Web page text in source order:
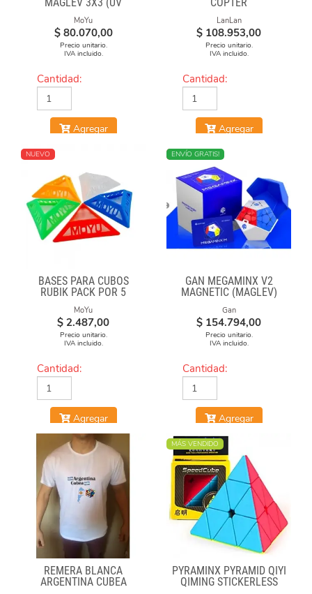
COATED)
MoYu
$ 80.070,00
Precio unitario.
IVA incluido.
Cantidad:
Agregar
LanLan
$ 108.953,00
Precio unitario.
IVA incluido.
Cantidad:
Agregar
NUEVO
BASES PARA CUBOS
RUBIK PACK POR 5
UNIDADES
MoYu
$ 2.487,00
Precio unitario.
IVA incluido.
Cantidad:
Agregar
NUEVO
ENVÍO GRATIS!
GAN MEGAMINX V2
MAGNETIC (MAGLEV)
Gan
$ 154.794,00
Precio unitario.
IVA incluido.
Cantidad:
Agregar
REMERA BLANCA
ARGENTINA CUBEA
MÁS VENDIDO
PYRAMINX PYRAMID QIYI
QIMING STICKERLESS